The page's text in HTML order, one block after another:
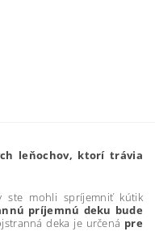
leňochov, ktorí trávia
ste mohli spríjemniť kútik
príjemnú deku bude
deka je určená pre